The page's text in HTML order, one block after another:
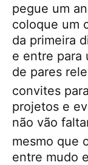
pegue um
coloque um
da primeira
e entre para
de pares
convites
projetos e
não vão
mesmo que
entre mudo